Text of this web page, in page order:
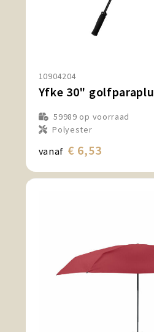
10904204
59989 op voorraad
Polyester
vanaf € 6,53